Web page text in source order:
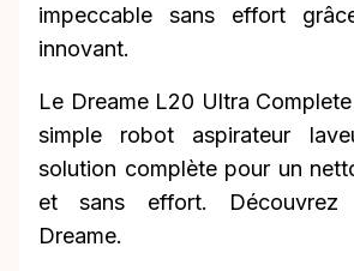
impeccable sans effort
innovant.
Le Dreame L20 Ultra
simple robot aspirateur
solution complète pour un
et sans effort. Découvrez
Dreame.